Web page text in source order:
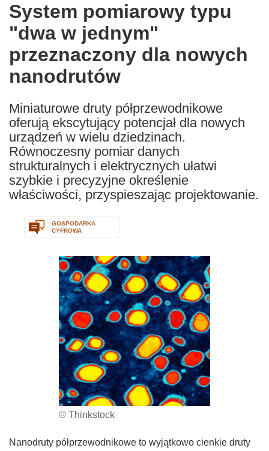
the
following
languages:
System pomiarowy typu
"dwa w jednym"
przeznaczony dla nowych
nanodrutów
Miniaturowe druty półprzewodnikowe
oferują ekscytujący potencjał dla nowych
urządzeń w wielu dziedzinach.
Równoczesny pomiar danych
strukturalnych i elektrycznych ułatwi
szybkie i precyzyjne określenie
właściwości, przyspieszając projektowanie.
GOSPODARKA
CYFROWA
© Thinkstock
Nanodruty półprzewodnikowe to wyjątkowo cienkie druty